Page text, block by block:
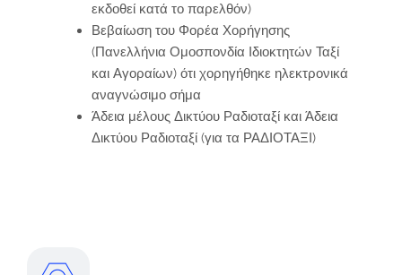
εκδοθεί κατά το παρελθόν)
Βεβαίωση του Φορέα Χορήγησης
(Πανελλήνια Ομοσπονδία Ιδιοκτητών Ταξί
και Αγοραίων) ότι χορηγήθηκε ηλεκτρονικά
αναγνώσιμο σήμα
Άδεια μέλους Δικτύου Ραδιοταξί και Άδεια
Δικτύου Ραδιοταξί (για τα ΡΑΔΙΟΤΑΞΙ)